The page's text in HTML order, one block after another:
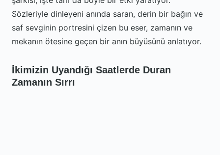
Sözleriyle dinleyeni anında saran, derin bir bağın ve
saf sevginin portresini çizen bu eser, zamanın ve
mekanın ötesine geçen bir anın büyüsünü anlatıyor.
İkimizin Uyandığı Saatlerde Duran
Zamanın Sırrı